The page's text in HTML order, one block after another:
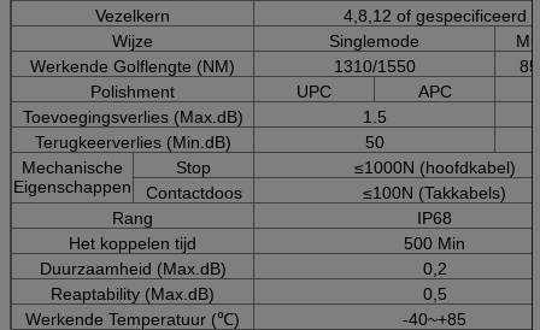
Vezelkern
4,8,12 of gespecificeerd
Wijze
Singlemode
Werkende Golflengte (NM)
1310/1550
Polishment
UPC APC
Toevoegingsverlies (Max.dB)
1.5
Terugkeerverlies (Min.dB)
50
Mechanische
Eigenschappen
Stop
≤1000N (hoofdkabel)
Contactdoos
≤100N (Takkabels)
Rang
IP68
Het koppelen tijd
500 Min
Duurzaamheid (Max.dB)
0,2
Reaptability (Max.dB)
0,5
Werkende Temperatuur (℃)
-40~+85